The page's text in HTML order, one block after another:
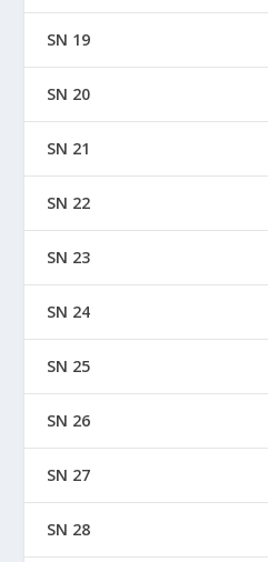
SN 19
SN 20
SN 21
SN 22
SN 23
SN 24
SN 25
SN 26
SN 27
SN 28